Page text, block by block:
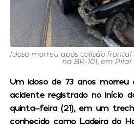
Idoso morreu após colisão
na BR-101, em
Um idoso de 73 anos morreu
acidente registrado no início
quinta-feira (21), em um
conhecido como Ladeira do